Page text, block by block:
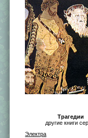
Трагедии
другие книги
Электра